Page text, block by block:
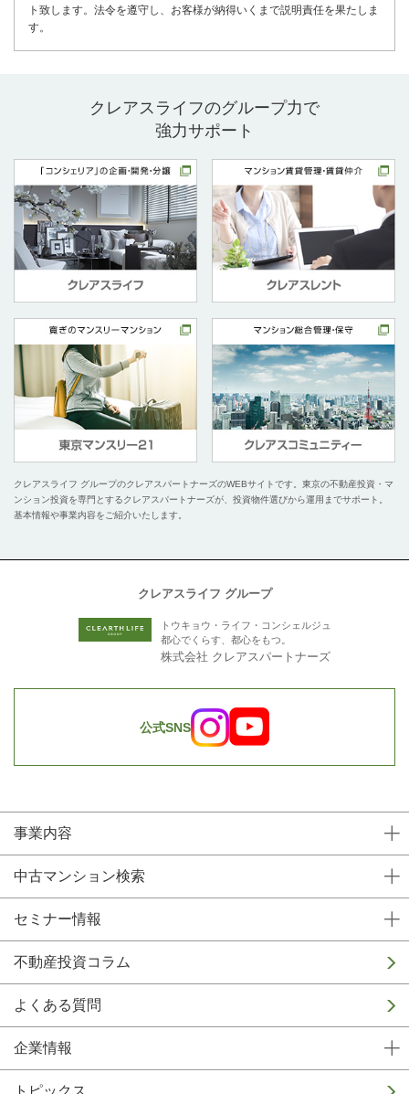
ト致します。法令を遵守し、お客様が納得いくまで説明責任を果たしま
す。
クレアスライフのグループ力で
強力サポート
クレアスライフ グループのクレアスパートナーズのWEBサイトです。 東京の不動産投資・マ
ンション投資を専門とするクレアスパートナーズが、投資物件選びから運用までサポート。
基本情報や事業内容をご紹介いたします。
トウキョウ・ライフ・コンシェルジュ
都心でくらす、都心をもつ。
株式会社 クレアスパートナーズ
公式SNS
クレアスライフ グループ
事業内容
中古マンション検索
セミナー情報
不動産投資コラム
よくある質問
企業情報